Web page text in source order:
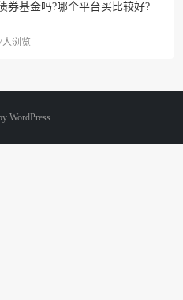
券基金吗?哪个平台买比较好?
人浏览
WordPress